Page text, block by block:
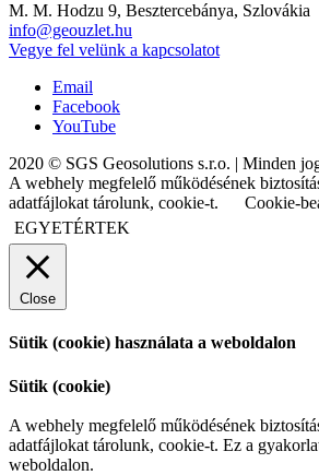
M. M. Hodzu 9, Besztercebánya, Szlovákia
info@geouzlet.hu
Vegye fel velünk a kapcsolatot
Email
Facebook
YouTube
2020 © SGS Geosolutions s.r.o. | Minden
A webhely megfelelő működésének
adatfájlokat tárolunk, cookie-t.
Cookie-
EGYETÉRTEK
Close
Sütik (cookie) használata a weboldalon
Sütik (cookie)
A webhely megfelelő működésének
adatfájlokat tárolunk, cookie-t. Ez a
weboldalon.